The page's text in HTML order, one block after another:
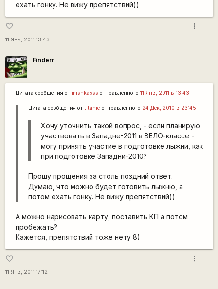
ехать гонку. Не вижу препятствий))
favorite_border
11 Янв, 2011 13:43
more_vert
Finderr
Цитата сообщения от mishkasss отправленного 11 Янв, 2011 в 13:43
Цитата сообщения от titanic отправленного 24 Дек, 2010 в 23:45
Хочу уточнить такой вопрос, - если планирую
участвовать в Западне-2011 в ВЕЛО-классе -
могу принять участие в подготовке лыжни, как
при подготовке Западни-2010?
Прошу прощения за столь поздний ответ.
Думаю, что можно будет готовить лыжню, а
потом ехать гонку. Не вижу препятствий))
А можно нарисовать карту, поставить КП а потом
пробежать?
Кажется, препятствий тоже нету 8)
favorite_border
11 Янв, 2011 17:12
more_vert